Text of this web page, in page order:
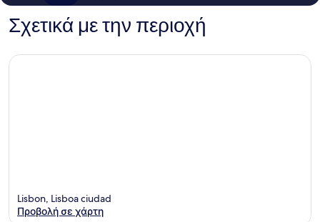
Σχετικά με την περιοχή
Lisbon, Lisboa ciudad
Προβολή σε χάρτη